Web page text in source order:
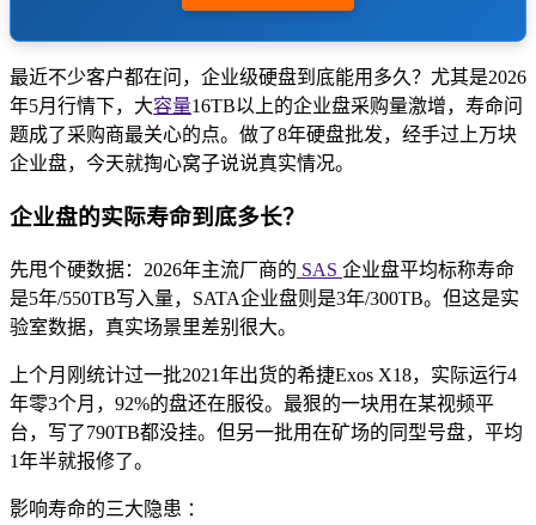
最近不少客户都在问，企业级硬盘到底能用多久？尤其是2026
年5月行情下，大容量16TB以上的企业盘采购量激增，寿命问
题成了采购商最关心的点。做了8年硬盘批发，经手过上万块
企业盘，今天就掏心窝子说说真实情况。
企业盘的实际寿命到底多长？
先甩个硬数据：2026年主流厂商的 SAS 企业盘平均标称寿命
是5年/550TB写入量，SATA企业盘则是3年/300TB。但这是实
验室数据，真实场景里差别很大。
上个月刚统计过一批2021年出货的希捷Exos X18，实际运行4
年零3个月，92%的盘还在服役。最狠的一块用在某视频平
台，写了790TB都没挂。但另一批用在矿场的同型号盘，平均
1年半就报修了。
影响寿命的三大隐患 ：